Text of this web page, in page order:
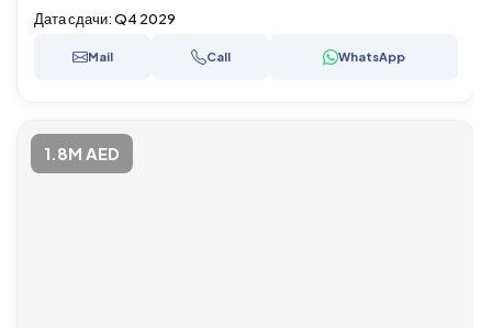
Дата сдачи:Q4 2029
Mail Call WhatsApp
1.8M AED